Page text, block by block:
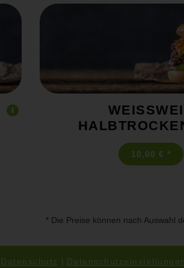
WEISSWEIN
ALBTROCKEN
10,00 € *
* Die Preise können nach Auswahl
Datenschutz Datenschutzeinstellungen